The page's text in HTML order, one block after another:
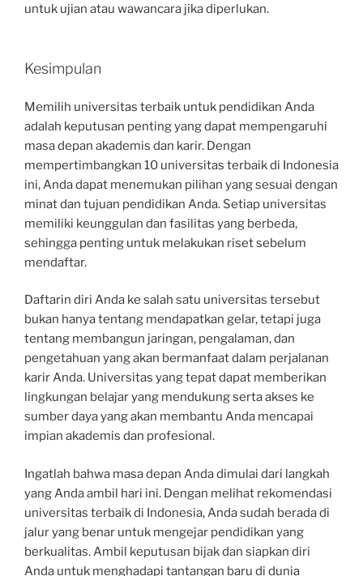
untuk ujian atau wawancara jika diperlukan.
Kesimpulan
Memilih universitas terbaik untuk pendidikan Anda
adalah keputusan penting yang dapat mempengaruhi
masa depan akademis dan karir. Dengan
mempertimbangkan 10 universitas terbaik di Indonesia
ini, Anda dapat menemukan pilihan yang sesuai dengan
minat dan tujuan pendidikan Anda. Setiap universitas
memiliki keunggulan dan fasilitas yang berbeda,
sehingga penting untuk melakukan riset sebelum
mendaftar.
Daftarin diri Anda ke salah satu universitas tersebut
bukan hanya tentang mendapatkan gelar, tetapi juga
tentang membangun jaringan, pengalaman, dan
pengetahuan yang akan bermanfaat dalam perjalanan
karir Anda. Universitas yang tepat dapat memberikan
lingkungan belajar yang mendukung serta akses ke
sumber daya yang akan membantu Anda mencapai
impian akademis dan profesional.
Ingatlah bahwa masa depan Anda dimulai dari langkah
yang Anda ambil hari ini. Dengan melihat rekomendasi
universitas terbaik di Indonesia, Anda sudah berada di
jalur yang benar untuk mengejar pendidikan yang
berkualitas. Ambil keputusan bijak dan siapkan diri
Anda untuk menghadapi tantangan baru di dunia